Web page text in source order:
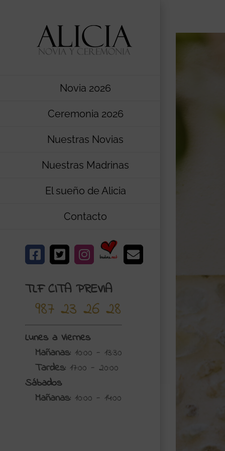
Novia 2026
Ceremonia 2026
Nuestras Novias
Nuestras Madrinas
El sueño de Alicia
Contacto
Facebook
X Instagram
Bodas.net
Correo
electrónico
TLF CITA PREVIA
987 23 26 28
Lunes a Viernes
Mañanas: 10:00 - 13:30
Tardes: 17:00 - 20:00
Sábados
Mañanas: 10:00 - 14:00